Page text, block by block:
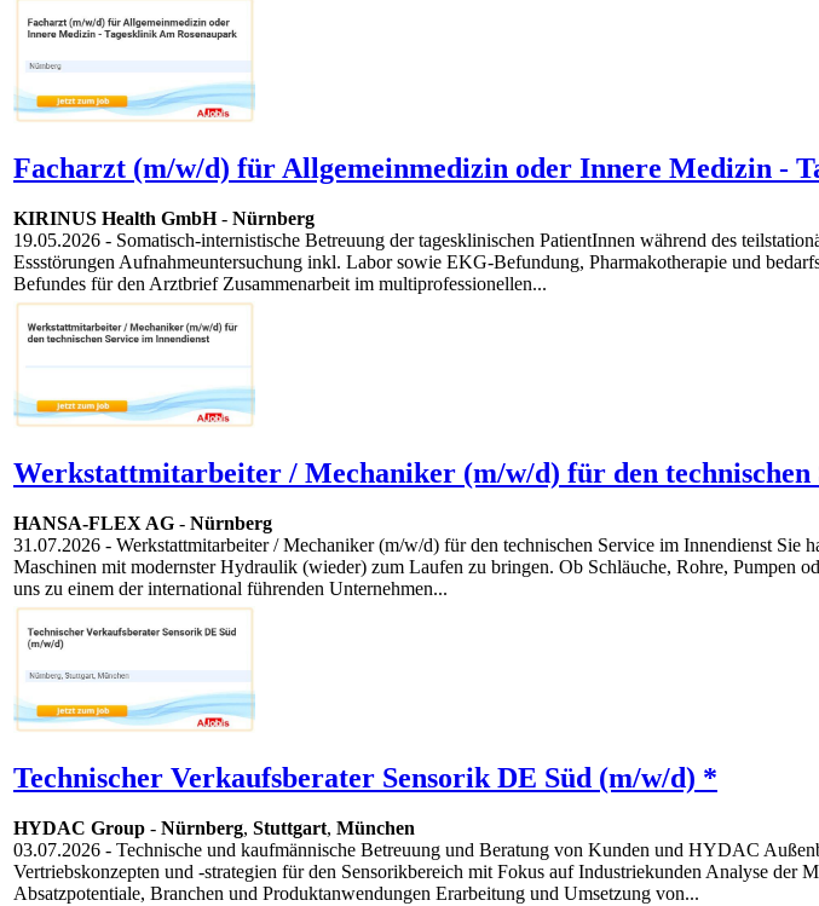
Facharzt (m/w/d) für Allgemeinmedizin oder Innere Medizin -
KIRINUS Health GmbH- Nürnberg
19.05.2026 - Somatisch-internistische Betreuung der tagesklinischen PatientInnen während des
Essstörungen Aufnahmeuntersuchung inkl. Labor sowie EKG-Befundung, Pharmakotherapie und
Befundes für den Arztbrief Zusammenarbeit im multiprofessionellen...
Werkstattmitarbeiter / Mechaniker (m/w/d) für den technischen
HANSA-FLEX AG - Nürnberg
31.07.2026 - Werkstattmitarbeiter / Mechaniker (m/w/d) für den technischen Service im Innendienst
Maschinen mit modernster Hydraulik (wieder) zum Laufen zu bringen. Ob Schläuche, Rohre, Pumpen
uns zu einem der international führenden Unternehmen...
Technischer Verkaufsberater Sensorik DE Süd (m/w/d) *
HYDAC Group - Nürnberg, Stuttgart, München
03.07.2026 - Technische und kaufmännische Betreuung und Beratung von Kunden und HYDAC
Vertriebskonzepten und -strategien für den Sensorikbereich mit Fokus auf Industriekunden Analyse
Absatzpotentiale, Branchen und Produktanwendungen Erarbeitung und Umsetzung von...